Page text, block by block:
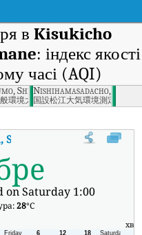
в Kisukicho
: індекс якості
часі (AQI)
Shimane
環境大気測定局出雲市
Nishihamasadacho,
国設松江大気環境測定所松
Індекс якості
on Saturday 1:00
28°C
хв